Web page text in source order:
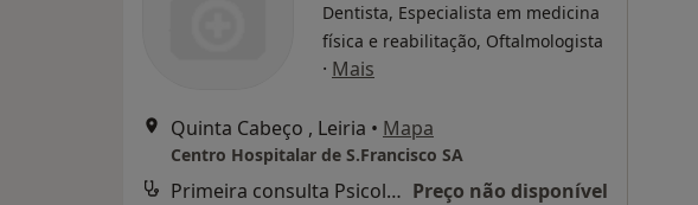
Dentista, Especialista em medicina
física e reabilitação, Oftalmologista
· Mais
Quinta Cabeço , Leiria • Mapa
Centro Hospitalar de S.Francisco SA
Primeira consulta Psicologia Preço não disponível